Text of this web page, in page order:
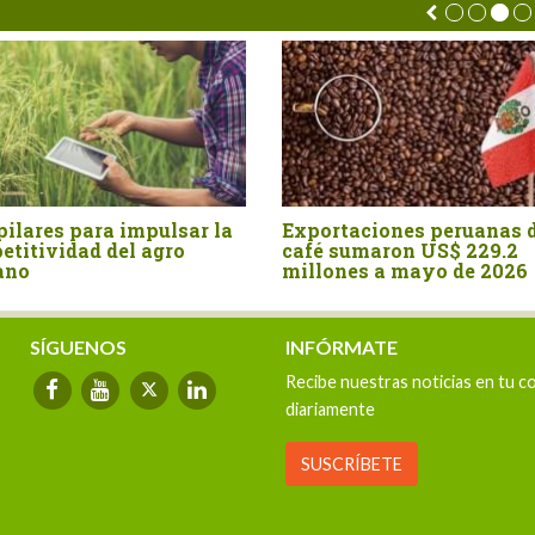
Perú: Agroexportaciones
crecen 4.9%, pero con un
sector partido en dos
Australia fue el
proveedor de malta
mercado peruano en
semestre
SÍGUENOS INFÓRMATE
Recibe nuestras noticias en tu
diariamente
SUSCRÍBETE